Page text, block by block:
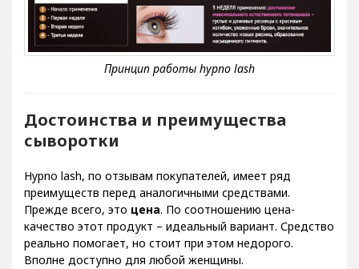
Достоинства и преимущества
сыворотки
Hypno lash, по отзывам покупателей, имеет ряд
преимуществ перед аналогичными средствами.
Прежде всего, это цена. По соотношению цена-
качество этот продукт – идеальный вариант. Средство
реально помогает, но стоит при этом недорого.
Вполне доступно для любой женщины.